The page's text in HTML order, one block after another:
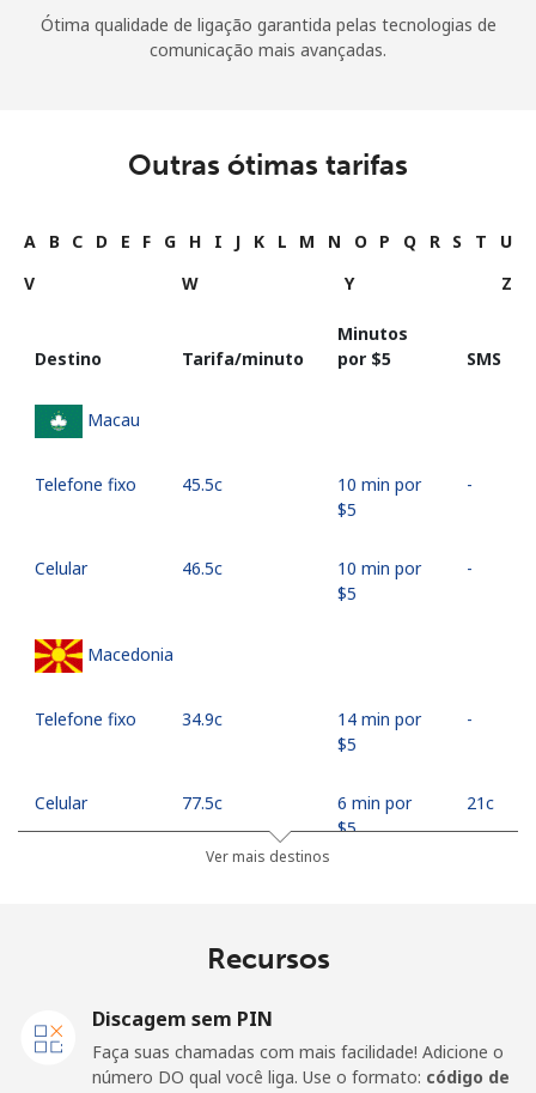
Ótima qualidade de ligação garantida pelas tecnologias de
comunicação mais avançadas.
Outras ótimas tarifas
A B C D E F G H I J K L M N O P Q R S T
U
V
W Y Z
Destino Tarifa/minuto
Minutos
por ⁦$5⁩
SMS
Macau
Telefone fixo ⁦45.5c⁩
10 min por
⁦$5⁩
-
Celular ⁦46.5c⁩
10 min por
⁦$5⁩
-
Macedonia
Telefone fixo ⁦34.9c⁩
14 min por
⁦$5⁩
-
Celular ⁦77.5c⁩
6 min por
⁦$5⁩
⁦21c⁩
⁦121.5c⁩
Celular
⁦$5⁩
Ver mais destinos
Recursos
Discagem sem PIN
Faça suas chamadas com mais facilidade! Adicione o
número DO qual você liga. Use o formato: código de